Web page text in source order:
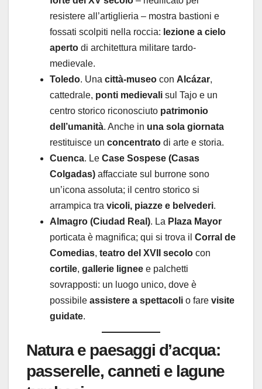
resistere all’artiglieria – mostra bastioni e
fossati scolpiti nella roccia: lezione a cielo
aperto di architettura militare tardo-
medievale.
Toledo. Una città-museo con Alcázar,
cattedrale, ponti medievali sul Tajo e un
centro storico riconosciuto patrimonio
dell’umanità. Anche in una sola giornata
restituisce un concentrato di arte e storia.
Cuenca. Le Case Sospese (Casas
Colgadas) affacciate sul burrone sono
un’icona assoluta; il centro storico si
arrampica tra vicoli, piazze e belvederi.
Almagro (Ciudad Real). La Plaza Mayor
porticata è magnifica; qui si trova il Corral de
Comedias, teatro del XVII secolo con
cortile, gallerie lignee e palchetti
sovrapposti: un luogo unico, dove è
possibile assistere a spettacoli o fare visite
guidate.
Natura e paesaggi d’acqua:
passerelle, canneti e lagune